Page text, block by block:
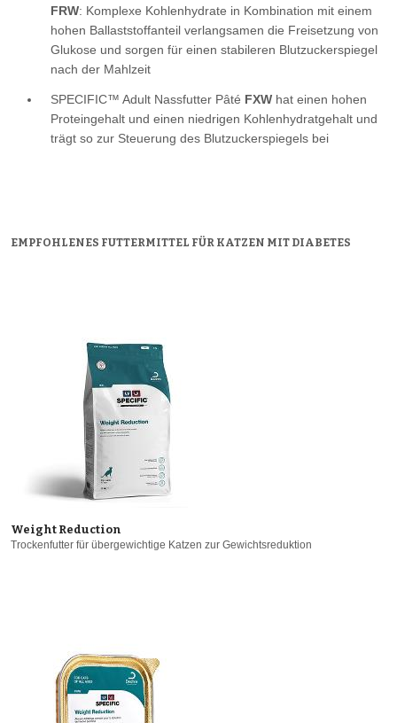
FRW: Komplexe Kohlenhydrate in Kombination mit einem
hohen Ballaststoffanteil verlangsamen die Freisetzung von
Glukose und sorgen für einen stabileren Blutzuckerspiegel
nach der Mahlzeit
SPECIFIC™ Adult Nassfutter Pâté FXW hat einen hohen
Proteingehalt und einen niedrigen Kohlenhydratgehalt und
trägt so zur Steuerung des Blutzuckerspiegels bei
EMPFOHLENES FUTTERMITTEL FÜR KATZEN MIT DIABETES
Weight Reduction
Trockenfutter für übergewichtige Katzen zur Gewichtsreduktion